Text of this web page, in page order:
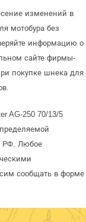
изменений в
мотобура без
информацию о
сайте фирмы-
покупке шнека для
AG-250 70/13/5
РФ. Любое
сообщать в форме